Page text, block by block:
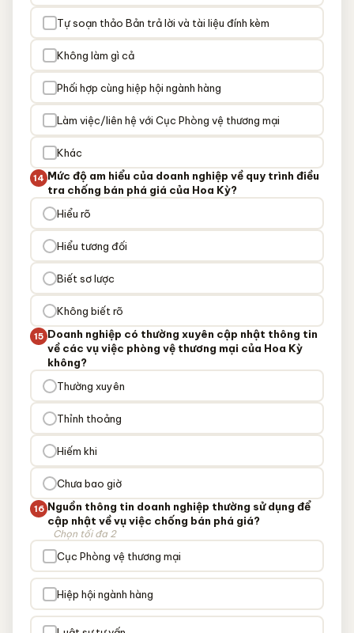
Tự soạn thảo Bản trả lời và tài liệu đính kèm
Không làm gì cả
Phối hợp cùng hiệp hội ngành hàng
Làm việc/liên hệ với Cục Phòng vệ thương mại
Khác
14 Mức độ am hiểu của doanh nghiệp về quy trình điều
tra chống bán phá giá của Hoa Kỳ?
Hiểu rõ
Hiểu tương đối
Biết sơ lược
Không biết rõ
15 Doanh nghiệp có thường xuyên cập nhật thông tin
về các vụ việc phòng vệ thương mại của Hoa Kỳ
không?
Thường xuyên
Thỉnh thoảng
Hiếm khi
Chưa bao giờ
16 Nguồn thông tin doanh nghiệp thường sử dụng để
cập nhật về vụ việc chống bán phá giá?
Chọn tối đa 2
Cục Phòng vệ thương mại
Hiệp hội ngành hàng